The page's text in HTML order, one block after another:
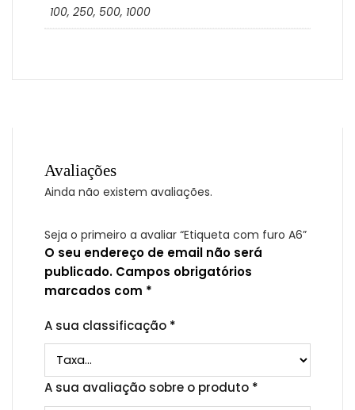
100, 250, 500, 1000
Avaliações
Ainda não existem avaliações.
Seja o primeiro a avaliar “Etiqueta com furo A6”
O seu endereço de email não será
publicado. Campos obrigatórios
marcados com *
A sua classificação *
A sua avaliação sobre o produto *